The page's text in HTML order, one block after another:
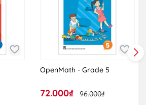
OpenMath - Grade 5
72.000₫ 96.000₫